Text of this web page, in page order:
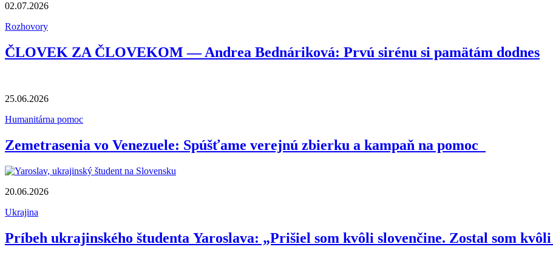
02.07.2026
Rozhovory
ČLOVEK ZA ČLOVEKOM — Andrea Bednáriková: Prvú sirénu si pamätám dodnes
25.06.2026
Humanitárna pomoc
Zemetrasenia vo Venezuele: Spúšťame verejnú zbierku a kampaň na pomoc
20.06.2026
Ukrajina
Príbeh ukrajinského študenta Yaroslava: „Prišiel som kvôli slovenčine. Zostal som